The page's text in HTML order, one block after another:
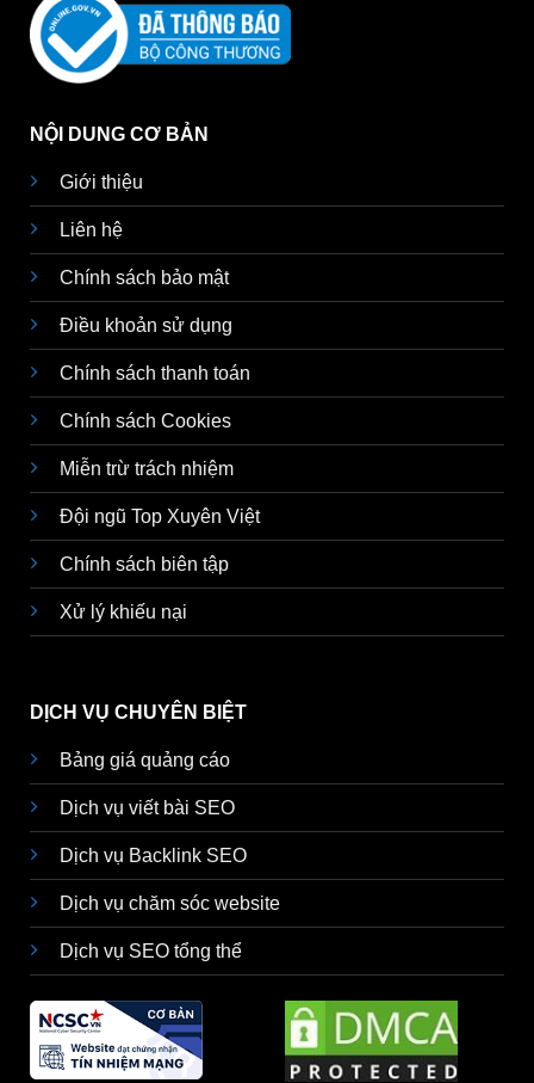
NỘI DUNG CƠ BẢN
Giới thiệu
Liên hệ
Chính sách bảo mật
Điều khoản sử dụng
Chính sách thanh toán
Chính sách Cookies
Miễn trừ trách nhiệm
Đội ngũ Top Xuyên Việt
Chính sách biên tập
Xử lý khiếu nại
DỊCH VỤ CHUYÊN BIỆT
Bảng giá quảng cáo
Dịch vụ viết bài SEO
Dịch vụ Backlink SEO
Dịch vụ chăm sóc website
Dịch vụ SEO tổng thể